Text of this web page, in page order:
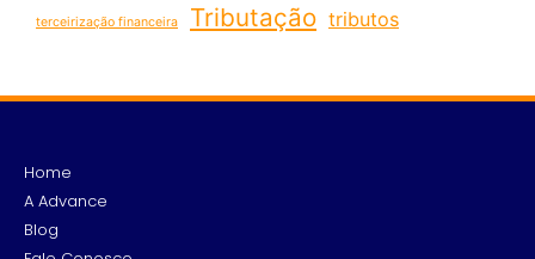
terceirização financeira Tributação tributos
Home
A Advance
Blog